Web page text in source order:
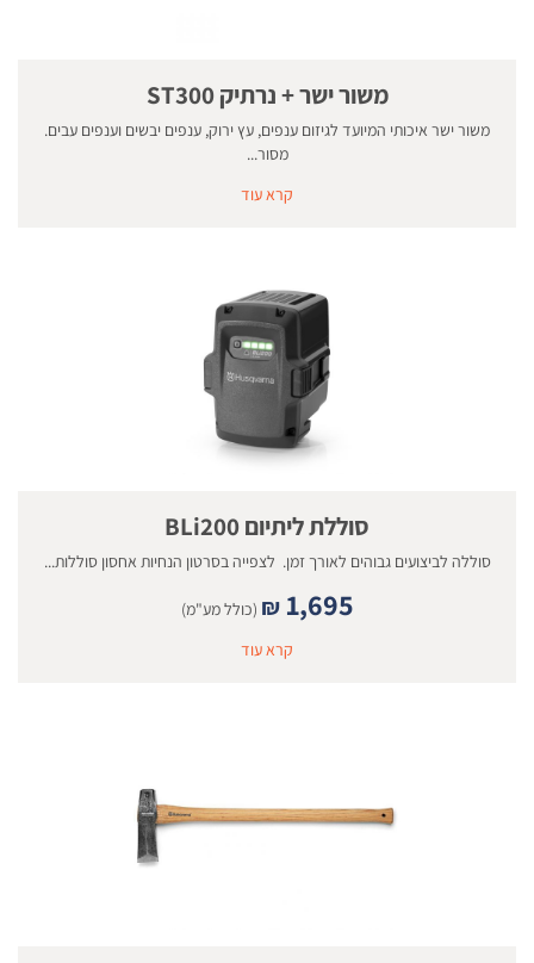
משור ישר + נרתיק ST300
משור ישר איכותי המיועד לגיזום ענפים, עץ ירוק, ענפים יבשים וענפים עבים.
מסור...
קרא עוד
סוללת ליתיום BLi200
סוללה לביצועים גבוהים לאורך זמן. לצפייה בסרטון הנחיות אחסון סוללות...
₪ 1,695
(כולל מע"מ)
קרא עוד